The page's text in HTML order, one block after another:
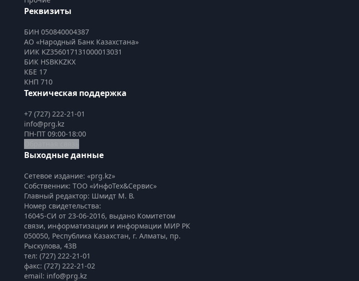
Реквизиты
БИН 050840004387
АО «Народный Банк Казахстана»
ИИК KZ356017131000013031
БИК HSBKKZKX
КБЕ 17
КНП 710
Техническая поддержка
+7 (727) 222-21-01
info@prg.kz
ПН-ПТ 09:00-18:00
Выходные данные
Сетевое издание: «prg.kz»
Собственник: ТОО «ИнфоТех&Сервис»
Главный редактор: Шмидт М. В.
Номер свидетельства:
16045-СИ от 23-06-2016, выдано Комитетом
связи, информатизации и информации МИР РК
050050, Республика Казахстан, г. Алматы, пр.
Рыскулова, 43В
тел: (727) 222-21-01
факс: (727) 222-21-02
email: info@prg.kz